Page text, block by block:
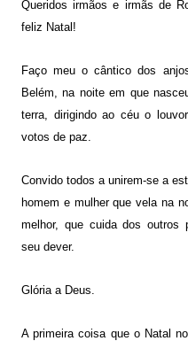
Queridos irmãos e irmãs de
feliz Natal!
Faço meu o cântico dos
Belém, na noite em que
terra, dirigindo ao céu o
votos de paz.
Convido todos a unirem-se a
homem e mulher que vela na
melhor, que cuida dos outros
seu dever.
Glória a Deus.
A primeira coisa que o Natal